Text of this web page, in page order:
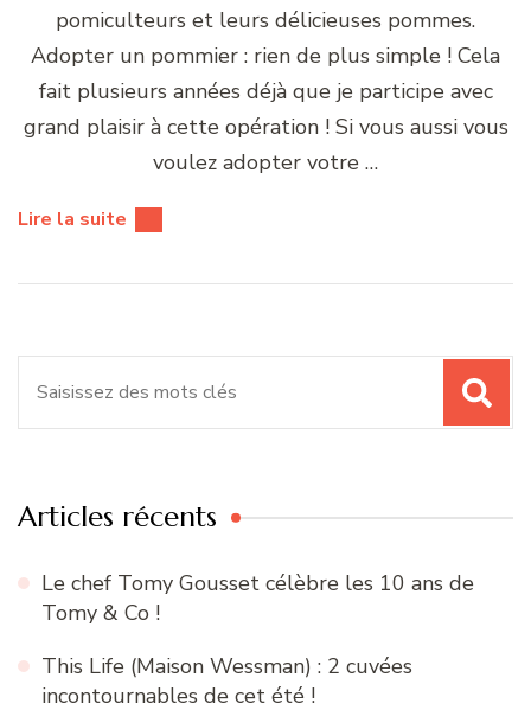
pomiculteurs et leurs délicieuses pommes.
Adopter un pommier : rien de plus simple ! Cela
fait plusieurs années déjà que je participe avec
grand plaisir à cette opération ! Si vous aussi vous
voulez adopter votre …
Lire la suite
Articles récents
Le chef Tomy Gousset célèbre les 10 ans de
Tomy & Co !
This Life (Maison Wessman) : 2 cuvées
incontournables de cet été !